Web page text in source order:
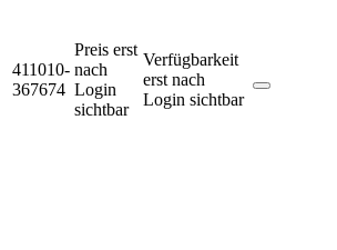
411010-
367674
Preis erst
nach
Login
sichtbar
Verfügbarkeit
erst nach
Login sichtbar